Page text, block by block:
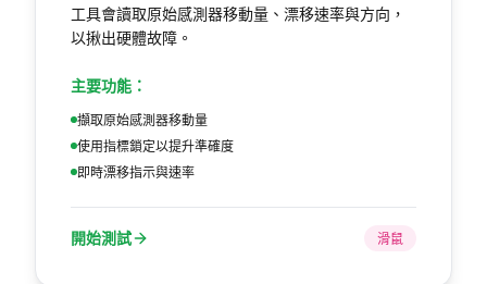
工具會讀取原始感測器移動量、漂移速率與方向，
以揪出硬體故障。
主要功能：
擷取原始感測器移動量
使用指標鎖定以提升準確度
即時漂移指示與速率
開始測試 滑鼠